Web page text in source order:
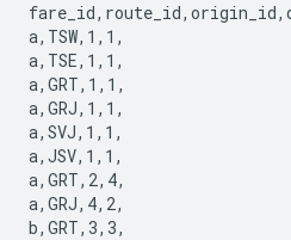
a,TSW,1,1,
a,TSE,1,1,
a,GRT,1,1,
a,GRJ,1,1,
a,SVJ,1,1,
a,JSV,1,1,
a,GRT,2,4,
a,GRJ,4,2,
b,GRT,3,3,